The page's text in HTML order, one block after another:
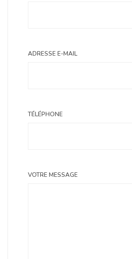
ADRESSE E-MAIL
TÉLÉPHONE
VOTRE MESSAGE